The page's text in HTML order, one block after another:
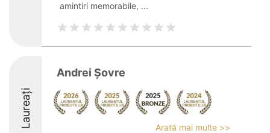
amintiri memorabile, ...
Laureați
Andrei Șovre
Arată mai multe >>